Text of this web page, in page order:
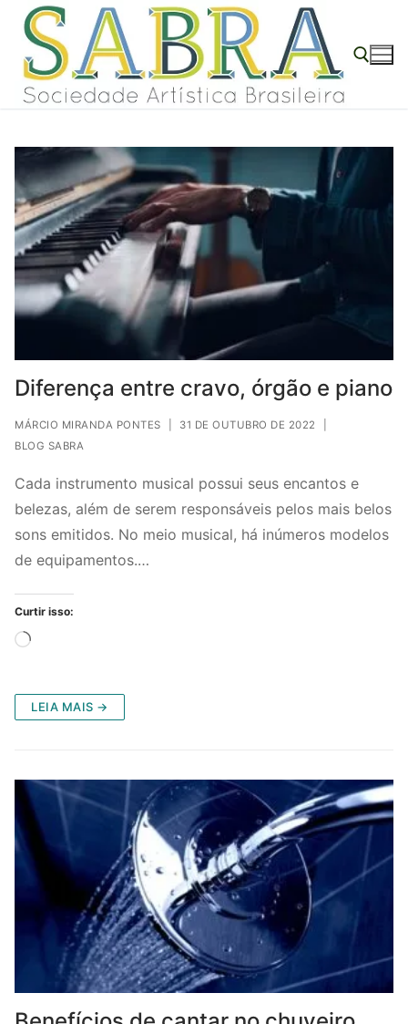
conteúdo
Pular
para
conteúdo
Diferença entre cravo, órgão e piano
MÁRCIO MIRANDA PONTES 31 DE OUTUBRO DE 2022
BLOG SABRA
Cada instrumento musical possui seus encantos e
belezas, além de serem responsáveis pelos mais belos
sons emitidos. No meio musical, há inúmeros modelos
de equipamentos.…
Curtir isso:
Carregando...
LEIA MAIS →